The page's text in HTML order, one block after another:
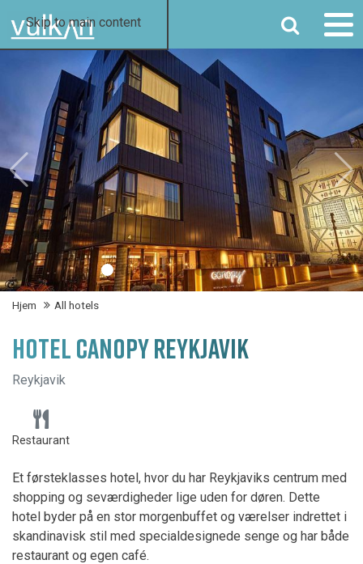
Skip to main content SØG
Hjem All hotels
HOTEL CANOPY REYKJAVIK
Reykjavik
Restaurant
Et førsteklasses hotel, hvor du har Reykjaviks centrum med
shopping og seværdigheder lige uden for døren. Dette
hotel byder på en stor morgenbuffet og værelser indrettet i
skandinavisk stil med specialdesignede senge og har både
restaurant og egen café.